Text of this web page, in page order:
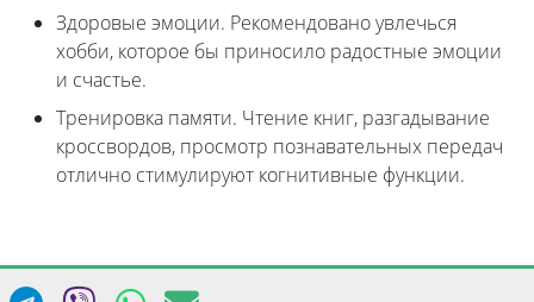
Здоровые эмоции. Рекомендовано увлечься
хобби, которое бы приносило радостные эмоции
и счастье.
Тренировка памяти. Чтение книг, разгадывание
кроссвордов, просмотр познавательных передач
отлично стимулируют когнитивные функции.